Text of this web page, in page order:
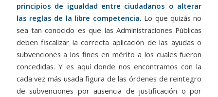
principios de igualdad entre ciudadanos o alterar
las reglas de la libre competencia. Lo que quizás no
sea tan conocido es que las Administraciones Públicas
deben fiscalizar la correcta aplicación de las ayudas o
subvenciones a los fines en mérito a los cuales fueron
concedidas. Y es aquí donde nos encontramos con la
cada vez más usada figura de las órdenes de reintegro
de subvenciones por ausencia de justificación o por